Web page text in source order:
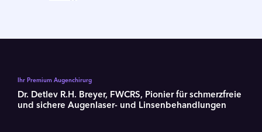
Ihr Premium Augenchirurg
Dr. Detlev R.H. Breyer, FWCRS, Pionier für schmerz­freie
und sichere Augenlaser- und Linsen­­­be­hand­lungen